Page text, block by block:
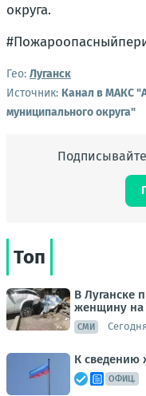
округа.
Гео: Луганск
Источник: Канал в МАКС
муниципального округа"
Топ
В Луганске
женщину на
СМИ
К сведению
ОФИЦ.